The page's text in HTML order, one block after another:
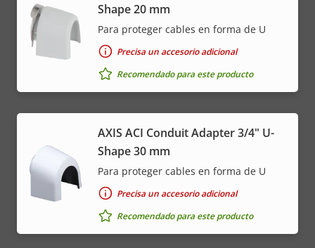
Shape 20 mm
Para proteger cables en forma de U
Precisa un accesorio adicional
Recomendado para este producto
AXIS ACI Conduit Adapter 3/4" U-
Shape 30 mm
Para proteger cables en forma de U
Precisa un accesorio adicional
Recomendado para este producto